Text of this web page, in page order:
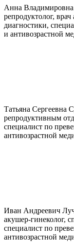
Анна Владимировна
репродуктолог,
диагностики,
и антивозрастной
Татьяна Сергеевна
репродуктивным
специалист по
антивозрастной
Иван Андреевич
акушер-гинеколог,
специалист по
антивозрастной